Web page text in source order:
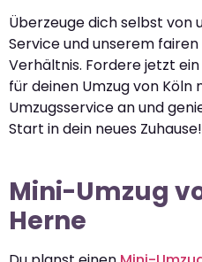
Überzeuge dich selbst von
Service und unserem
Verhältnis. Fordere jetzt
für deinen Umzug von Köln
Umzugsservice an und
Start in dein neues Zuhause!
Mini-Umzug
Herne